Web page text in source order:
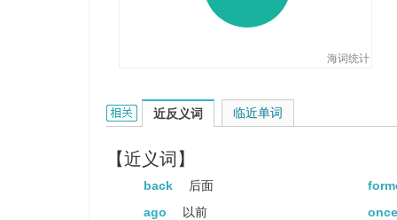
海词统计
heretofore的相关资料：
近反义词
【近义词】
back 后面
ago
以前
临近单词